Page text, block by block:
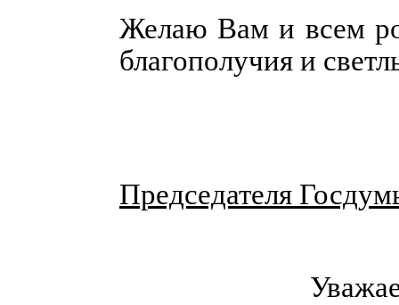
Желаю Вам и всем
благополучия и
Председателя